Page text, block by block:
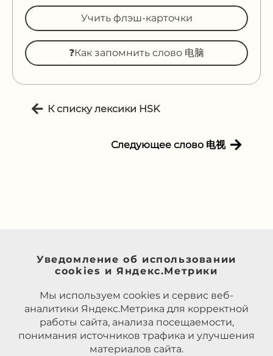
Учить флэш-карточки
❓Как запомнить слово 电脑
К списку лексики HSK
Следующее слово 电视
Уведомление об использовании
cookies и Яндекс.Метрики
Мы используем cookies и сервис веб-
аналитики Яндекс.Метрика для корректной
работы сайта, анализа посещаемости,
понимания источников трафика и улучшения
материалов сайта.